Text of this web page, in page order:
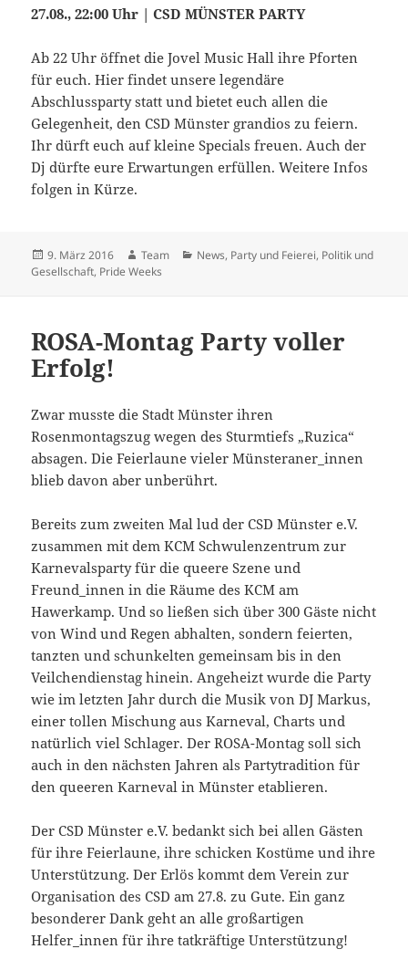
27.08., 22:00 Uhr | CSD MÜNSTER PARTY
Ab 22 Uhr öffnet die Jovel Music Hall ihre Pforten
für euch. Hier findet unsere legendäre
Abschlussparty statt und bietet euch allen die
Gelegenheit, den CSD Münster grandios zu feiern.
Ihr dürft euch auf kleine Specials freuen. Auch der
Dj dürfte eure Erwartungen erfüllen. Weitere Infos
folgen in Kürze.
Veröffentlicht
am
9. März 2016 Autor
Team Kategorien
News, Party und Feierei, Politik und
Gesellschaft, Pride Weeks
ROSA-Montag Party voller
Erfolg!
Zwar musste die Stadt Münster ihren
Rosenmontagszug wegen des Sturmtiefs „Ruzica“
absagen. Die Feierlaune vieler Münsteraner_innen
blieb davon aber unberührt.
Bereits zum zweiten Mal lud der CSD Münster e.V.
zusammen mit dem KCM Schwulenzentrum zur
Karnevalsparty für die queere Szene und
Freund_innen in die Räume des KCM am
Hawerkamp. Und so ließen sich über 300 Gäste nicht
von Wind und Regen abhalten, sondern feierten,
tanzten und schunkelten gemeinsam bis in den
Veilchendienstag hinein. Angeheizt wurde die Party
wie im letzten Jahr durch die Musik von DJ Markus,
einer tollen Mischung aus Karneval, Charts und
natürlich viel Schlager. Der ROSA-Montag soll sich
auch in den nächsten Jahren als Partytradition für
den queeren Karneval in Münster etablieren.
Der CSD Münster e.V. bedankt sich bei allen Gästen
für ihre Feierlaune, ihre schicken Kostüme und ihre
Unterstützung. Der Erlös kommt dem Verein zur
Organisation des CSD am 27.8. zu Gute. Ein ganz
besonderer Dank geht an alle großartigen
Helfer_innen für ihre tatkräftige Unterstützung!